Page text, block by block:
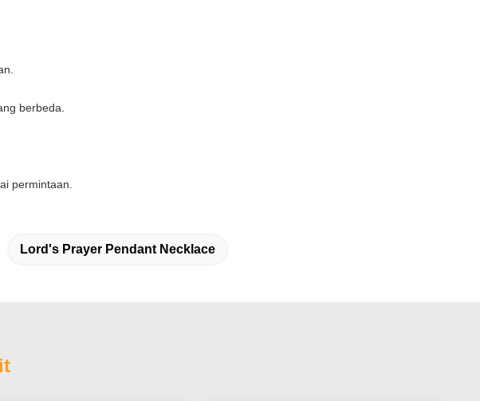
berbeda.
permintaan.
Lord's Prayer Pendant Necklace